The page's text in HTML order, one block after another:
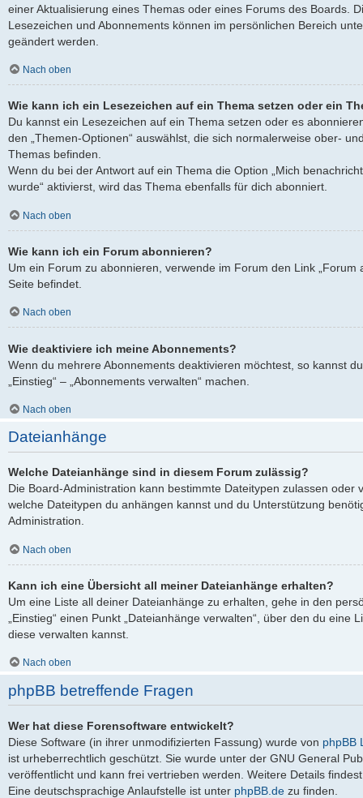
einer Aktualisierung eines Themas oder eines Forums des Boards.
Lesezeichen und Abonnements können im persönlichen Bereich
geändert werden.
Nach oben
Wie kann ich ein Lesezeichen auf ein Thema setzen oder ein
Du kannst ein Lesezeichen auf ein Thema setzen oder es
den „Themen-Optionen“ auswählst, die sich normalerweise ober-
Themas befinden.
Wenn du bei der Antwort auf ein Thema die Option „Mich
wurde“ aktivierst, wird das Thema ebenfalls für dich abonniert.
Nach oben
Wie kann ich ein Forum abonnieren?
Um ein Forum zu abonnieren, verwende im Forum den Link „Forum
Seite befindet.
Nach oben
Wie deaktiviere ich meine Abonnements?
Wenn du mehrere Abonnements deaktivieren möchtest, so kannst
„Einstieg“ – „Abonnements verwalten“ machen.
Nach oben
Dateianhänge
Welche Dateianhänge sind in diesem Forum zulässig?
Die Board-Administration kann bestimmte Dateitypen zulassen oder
welche Dateitypen du anhängen kannst und du Unterstützung
Administration.
Nach oben
Kann ich eine Übersicht all meiner Dateianhänge erhalten?
Um eine Liste all deiner Dateianhänge zu erhalten, gehe in den
„Einstieg“ einen Punkt „Dateianhänge verwalten“, über den du
diese verwalten kannst.
Nach oben
phpBB betreffende Fragen
Wer hat diese Forensoftware entwickelt?
Diese Software (in ihrer unmodifizierten Fassung) wurde von phpBB
ist urheberrechtlich geschützt. Sie wurde unter der GNU General
veröffentlicht und kann frei vertrieben werden. Weitere Details
Eine deutschsprachige Anlaufstelle ist unter phpBB.de zu finden.